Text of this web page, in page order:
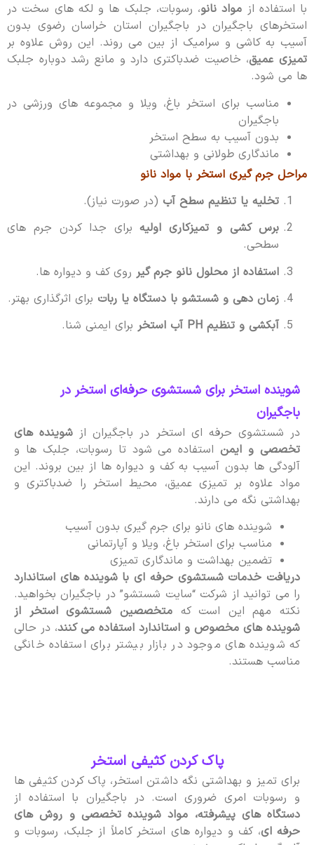
با استفاده از مواد نانو، رسوبات، جلبک ها و لکه های سخت در
استخرهای باجگیران در باجگیران استان خراسان رضوی بدون
آسیب به کاشی و سرامیک از بین می روند. این روش علاوه بر
تمیزی عمیق، خاصیت ضدباکتری دارد و مانع رشد دوباره جلبک
ها می شود.
مناسب برای استخر باغ، ویلا و مجموعه های ورزشی در
باجگیران
بدون آسیب به سطح استخر
ماندگاری طولانی و بهداشتی
مراحل جرم گیری استخر با مواد نانو
تخلیه یا تنظیم سطح آب(در صورت نیاز).
برس کشی و تمیزکاری اولیهبرای جدا کردن جرم های
سطحی.
استفاده از محلول نانو جرم گیرروی کف و دیواره ها.
زمان دهی و شستشو با دستگاه یا رباتبرای اثرگذاری بهتر.
آبکشی و تنظیم PH آب استخر
برای ایمنی شنا.
شوینده استخر برای شستشوی حرفه‌ای استخر در
باجگیران
در شستشوی حرفه ای استخر در باجگیران از شوینده های
تخصصی و ایمناستفاده می شود تا رسوبات، جلبک ها و
آلودگی ها بدون آسیب به کف و دیواره ها از بین بروند. این
مواد علاوه بر تمیزی عمیق، محیط استخر را ضدباکتری و
بهداشتی نگه می دارند.
شوینده های نانو برای جرم گیری بدون آسیب
مناسب برای استخر باغ، ویلا و آپارتمانی
تضمین بهداشت و ماندگاری تمیزی
دریافت خدمات شستشوی حرفه ای با شوینده های استاندارد
را می توانید از شرکت “سایت شستشو” در باجگیران بخواهید.
نکته مهم این است که متخصصین شستشوی استخر از
شوینده های مخصوص و استاندارد استفاده می کنند، در حالی
که شوینده های موجود در بازار بیشتر برای استفاده خانگی
مناسب هستند.
پاک کردن کثیفی استخر
برای تمیز و بهداشتی نگه داشتن استخر، پاک کردن کثیفی ها
و رسوبات امری ضروری است. در باجگیران با استفاده از
دستگاه های پیشرفته، مواد شوینده تخصصی و روش های
حرفه ای، کف و دیواره های استخر کاملاً از جلبک، رسوبات و